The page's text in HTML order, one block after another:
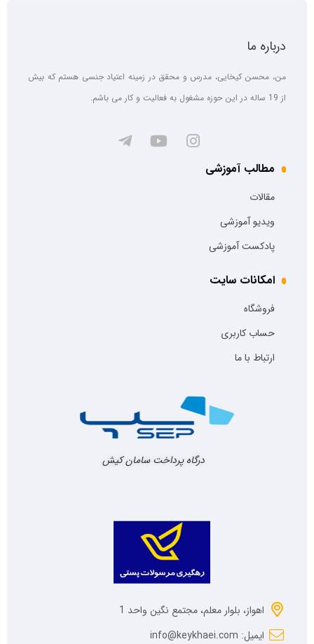
درباره ما
من، محسن کیخایی، مدرس و محقق در زمینه اعتیاد جنسی هستم که بیش
از 19 ساله در این حوزه مشغول به فعالیت و کار می باشم.
مطالب آموزشی
مقالات
ویدیو آموزشی
پادکست آموزشی
امکانات سایت
فروشگاه
حساب کاربری
ارتباط با ما
درگاه پرداخت سامان کیش
اهواز، بلوار معلم، مجتمع نگین واحد 1
ایمیل: info@keykhaei.com